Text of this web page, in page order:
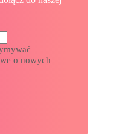
o nowych